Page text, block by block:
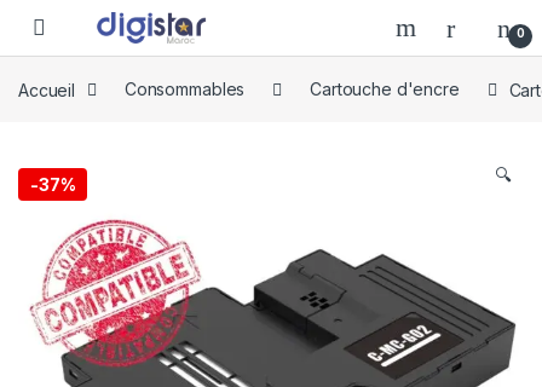
Skip to navigation
Skip to content
0
Accueil Consommables Cartouche d'encre
-37% 🔍